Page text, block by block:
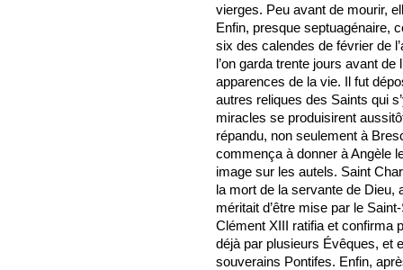
vierges. Peu avant de mourir,
Enfin, presque septuagénaire,
six des calendes de février de
l’on garda trente jours avant
apparences de la vie. Il fut
autres reliques des Saints qui
miracles se produisirent
répandu, non seulement à
commença à donner à Angèle
image sur les autels. Saint
la mort de la servante de Dieu,
méritait d’être mise par le
Clément XIII ratifia et confirma
déjà par plusieurs Évêques, et
souverains Pontifes. Enfin,